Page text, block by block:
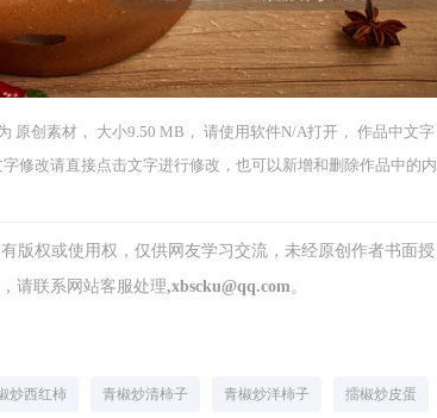
原创素材， 大小9.50 MB， 请使用软件N/A打开， 作品中文字
修改请直接点击文字进行修改，也可以新增和删除作品中的内
版权或使用权，仅供网友学习交流，未经原创作者书面授
联系网站客服处理,xbscku@qq.com。
炒西红柿 青椒炒清柿子 青椒炒洋柿子 擂椒炒皮蛋